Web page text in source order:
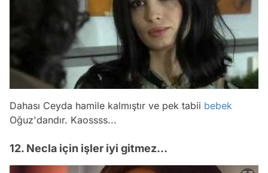
Dahası Ceyda hamile kalmıştır ve pek tabii bebek
Oğuz'dandır. Kaossss...
12. Necla için işler iyi gitmez...